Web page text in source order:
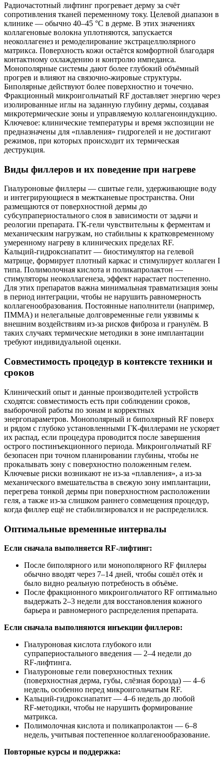
Радиочастотный лифтинг прогревает дерму за счёт
сопротивления тканей переменному току. Целевой диапазон в
клинике — обычно 40–45 °C в дерме. В этих значениях
коллагеновые волокна уплотняются, запускается
неоколлагенез и ремоделирование экстрацеллюлярного
матрикса. Поверхность кожи остаётся комфортной благодаря
контактному охлаждению и контролю импеданса.
Монополярные системы дают более глубокий объёмный
прогрев и влияют на связочно‑жировые структуры.
Биполярные действуют более поверхностно и точечно.
Фракционный микроигольчатый RF доставляет энергию через
изолированные иглы на заданную глубину дермы, создавая
микротермические зоны и управляемую коллагеноиндукцию.
Ключевое: клинические температуры и время экспозиции не
предназначены для «плавления» гидрогелей и не достигают
режимов, при которых происходит их термическая
деструкция.
Виды филлеров и их поведение при нагреве
Гиалуроновые филлеры — сшитые гели, удерживающие воду
и интегрирующиеся в межтканевые пространства. Они
размещаются от поверхностной дермы до
субсупрапериостального слоя в зависимости от задачи и
реологии препарата. ГК‑гели чувствительны к ферментам и
механическим нагрузкам, но стабильны к кратковременному
умеренному нагреву в клинических пределах RF.
Кальций‑гидроксиапатит — биостимулятор на гелевой
матрице, формирует плотный каркас и стимулирует коллаген I
типа. Полимолочная кислота и поликапролактон —
стимуляторы неоколлагенеза, эффект нарастает постепенно.
Для этих препаратов важна минимальная травматизация зоны
в период интеграции, чтобы не нарушить равномерность
коллагенообразования. Постоянные наполнители (например,
ПММА) и нелегальные долговременные гели уязвимы к
внешним воздействиям из‑за рисков фиброза и гранулём. В
таких случаях термические методики в зоне имплантации
требуют индивидуальной оценки.
Совместимость процедур в контексте техники и
сроков
Клинический опыт и данные производителей устройств
сходятся: совместимость есть при соблюдении сроков,
выборочной работы по зонам и корректных
энергопараметров. Монополярный и биполярный RF поверх
и рядом с глубоко установленными ГК‑филлерами не ускоряет
их распад, если процедура проводится после завершения
острого постинъекционного периода. Микроигольчатый RF
безопасен при точном планировании глубины, чтобы не
прокалывать зону с поверхностно положенным гелем.
Ключевые риски возникают не из‑за «плавления», а из‑за
механического вмешательства в свежую зону имплантации,
перегрева тонкой дермы при поверхностном расположении
геля, а также из‑за слишком раннего совмещения процедур,
когда филлер ещё не стабилизировался и не распределился.
Оптимальные временные интервалы
Если сначала выполняется RF‑лифтинг:
После биполярного или монополярного RF филлеры
обычно вводят через 7–14 дней, чтобы сошёл отёк и
было видно реальную потребность в объёме.
После фракционного микроигольчатого RF оптимально
выдержать 2–3 недели для восстановления кожного
барьера и равномерного распределения препарата.
Если сначала выполняются инъекции филлеров:
Гиалуроновая кислота глубокого или
супрапериостального введения — 2–4 недели до
RF‑лифтинга.
Гиалуроновые гели поверхностных техник
(поверхностная дерма, губы, слёзная борозда) — 4–6
недель, особенно перед микроигольчатым RF.
Кальций‑гидроксиапатит — 4–6 недель до любой
RF‑методики, чтобы не нарушить формирование
матрикса.
Полимолочная кислота и поликапролактон — 6–8
недель, учитывая постепенное коллагенообразование.
Повторные курсы и поддержка: